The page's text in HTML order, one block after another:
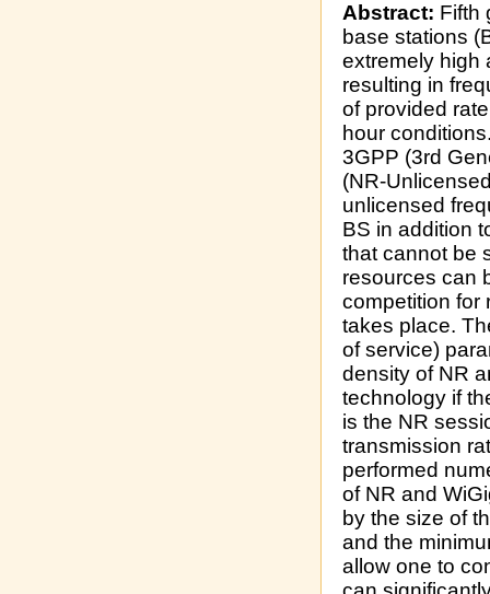
Abstract: Fifth
base stations
extremely high
resulting in
of provided
hour
3GPP (3rd
(NR-
unlicensed
BS in addition
that cannot be
resources can
competition for
takes place.
of service)
density of NR
technology if
is the NR
transmission
performed
of NR and
by the size of
and the
allow one to